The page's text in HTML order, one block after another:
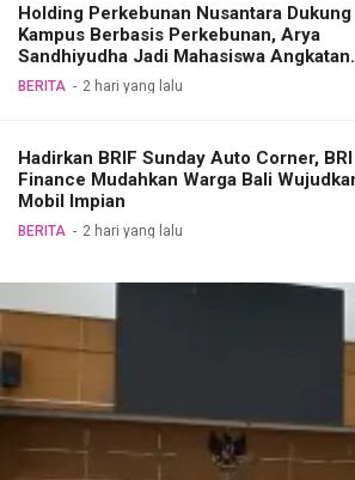
Holding Perkebunan Nusantara Dukung
Kampus Berbasis Perkebunan, Arya
Sandhiyudha Jadi Mahasiswa Angkatan
Pertama Magister ITSI
BERITA 2 hari yang lalu
Hadirkan BRIF Sunday Auto Corner, BRI
Finance Mudahkan Warga Bali
Mobil Impian
BERITA 2 hari yang lalu